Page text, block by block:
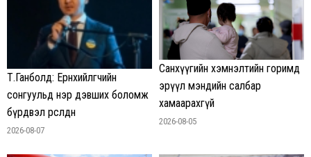
Т.Ганболд: Ерөнхийлөгчийн
сонгуульд нэр дэвших боломж
бүрдвэл өрсөлдөнө
2026-08-07
Санхүүгийн хэмнэлтийн горимд
эрүүл мэндийн салбар
хамаарахгүй
2026-08-05